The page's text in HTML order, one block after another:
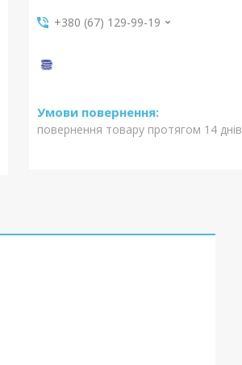
+380 (67) 129-99-19
повернення товару протягом 14 днів